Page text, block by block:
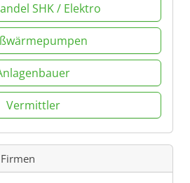
SHK / Elektro
Vermittler